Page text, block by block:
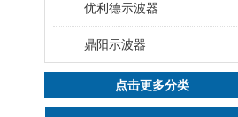
优利德示波器
鼎阳示波器
点击更多分类